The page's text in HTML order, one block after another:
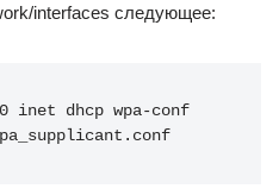
interfaces следующее:
inet dhcp wpa-conf